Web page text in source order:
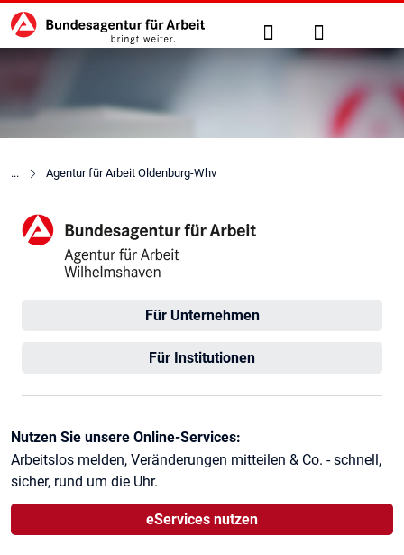
zu den Hauptinhalten springen
Hauptnavigation Suche Anmelden
Agentur für Arbeit Oldenburg-Whv
Agentur für Arbeit
Für Unternehmen
Für Institutionen
Kontaktinformationen
Nutzen Sie unsere Online-Services:
Arbeitslos melden, Veränderungen mitteilen & Co. - schnell,
sicher, rund um die Uhr.
eServices nutzen